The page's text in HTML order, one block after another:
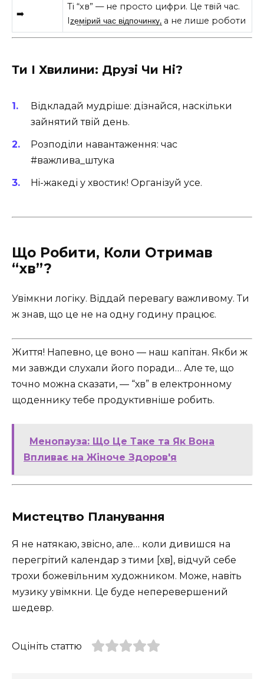
➡️
Ті “хв” — не просто цифри. Це твій час.
Іz̲е̲м̲і̲р̲и̲й̲ ̲ч̲а̲с̲ ̲в̲і̲д̲п̲о̲ч̲и̲н̲к̲у̲, а не лише роботи
Ти І Хвилини: Друзі Чи Ні?
Відкладай мудріше: дізнайся, наскільки
зайнятий твій день.
Розподіли навантаження: час
#важлива_штука
Hi-жакеді у хвостик! Організуй усе.
Що Робити, Коли Отримав
“хв”?
Увімкни логіку. Віддай перевагу важливому. Ти
ж знав, що це не на одну годину працює.
Життя! Напевно, це воно — наш капітан. Якби ж
ми завжди слухали його поради… Але те, що
точно можна сказати, — “хв” в електронному
щоденнику тебе продуктивніше робить.
Менопауза: Що Це Таке та Як Вона
Впливає на Жіноче Здоров'я
Мистецтво Планування
Я не натякаю, звісно, але… коли дивишся на
перегрітий календар з тими [хв], відчуй себе
трохи божевільним художником. Може, навіть
музику увімкни. Це буде неперевершений
шедевр.
Оцініть статтю